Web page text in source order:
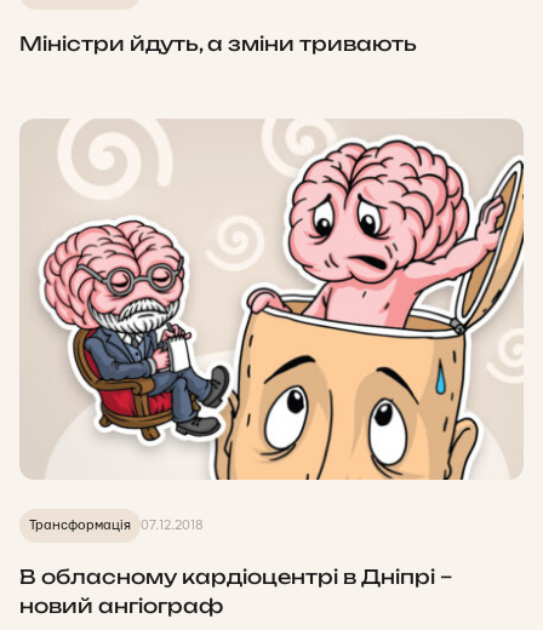
Міністри йдуть, а зміни тривають
Трансформація 07.12.2018
В обласному кардіоцентрі в Дніпрі –
новий ангіограф